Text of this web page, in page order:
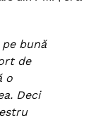
bună
de
o
Deci